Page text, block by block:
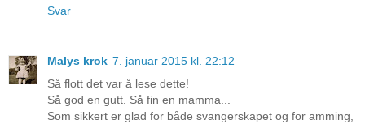
Svar
Malys krok 7. januar 2015 kl. 22:12
Så flott det var å lese dette!
Så god en gutt. Så fin en mamma...
Som sikkert er glad for både svangerskapet og for amming,